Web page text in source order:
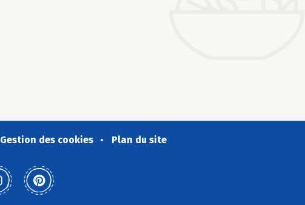
Gestion des cookies Plan du site